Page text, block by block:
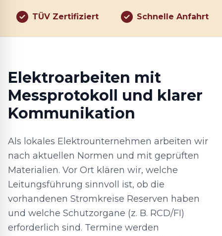
TÜV Zertifiziert Schnelle Anfahrt
Elektroarbeiten mit
Messprotokoll und klarer
Kommunikation
Als lokales Elektrounternehmen arbeiten wir
nach aktuellen Normen und mit geprüften
Materialien. Vor Ort klären wir, welche
Leitungsführung sinnvoll ist, ob die
vorhandenen Stromkreise Reserven haben
und welche Schutzorgane (z. B. RCD/FI)
erforderlich sind. Termine werden